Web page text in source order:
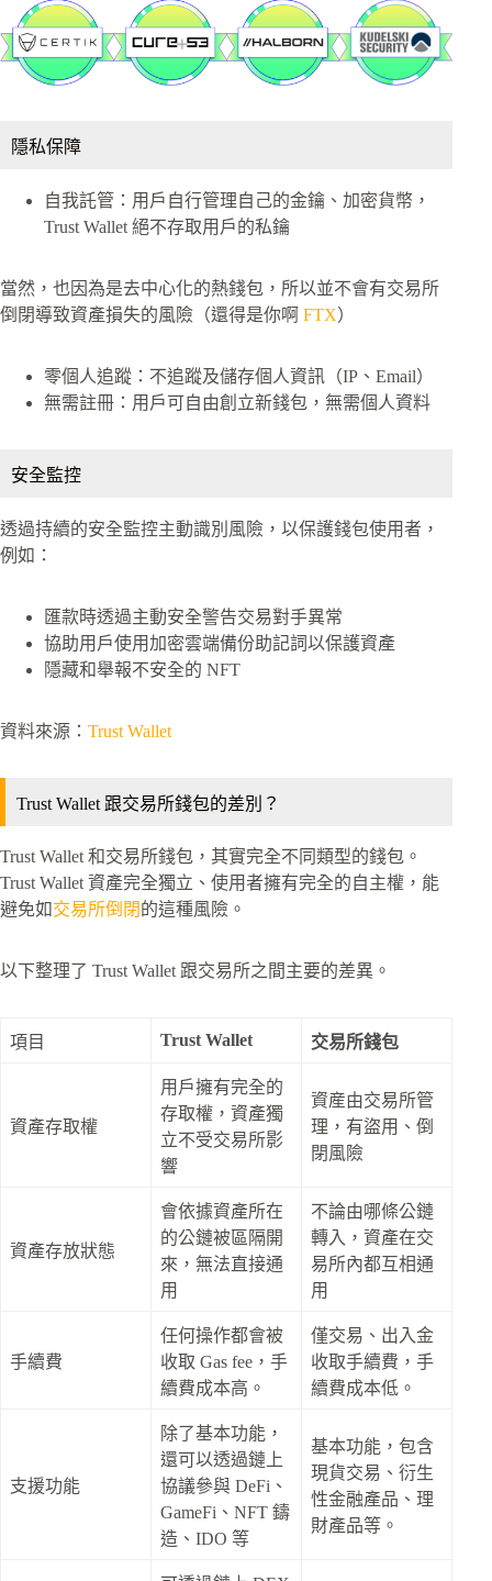
隱私保障
自我託管：用戶自行管理自己的金鑰、加密貨幣，
Trust Wallet 絕不存取用戶的私鑰
當然，也因為是去中心化的熱錢包，所以並不會有交易所
倒閉導致資產損失的風險（還得是你啊 FTX）
零個人追蹤：不追蹤及儲存個人資訊（IP、Email）
無需註冊：用戶可自由創立新錢包，無需個人資料
安全監控
透過持續的安全監控主動識別風險，以保護錢包使用者，
例如：
匯款時透過主動安全警告交易對手異常
協助用戶使用加密雲端備份助記詞以保護資產
隱藏和舉報不安全的 NFT
資料來源： Trust Wallet
Trust Wallet 跟交易所錢包的差別？
Trust Wallet 和交易所錢包，其實完全不同類型的錢包。
Trust Wallet 資產完全獨立、使用者擁有完全的自主權，能
避免如交易所倒閉 的這種風險。
以下整理了 Trust Wallet 跟交易所之間主要的差異。
項目 Trust Wallet 交易所錢包
資產存取權
用戶擁有完全的
存取權，資產獨
立不受交易所影
響
資産由交易所管
理，有盜用、倒
閉風險
資產存放狀態
會依據資產所在
的公鏈被區隔開
來，無法直接通
用
不論由哪條公鏈
轉入，資產在交
易所內都互相通
用
手續費
任何操作都會被
收取 Gas fee，手
續費成本高。
僅交易、出入金
收取手續費，手
續費成本低。
支援功能
除了基本功能，
還可以透過鏈上
協議參與 DeFi、
GameFi、NFT 鑄
造、IDO 等
基本功能，包含
現貨交易、衍生
性金融產品、理
財產品等。